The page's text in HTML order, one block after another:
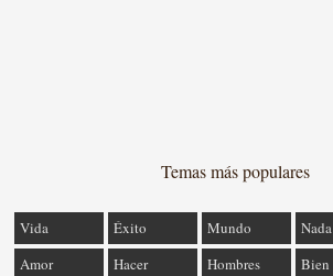
Temas más populares
Vida Éxito Mundo
Nada
Amor
Hacer Hombres
Bien